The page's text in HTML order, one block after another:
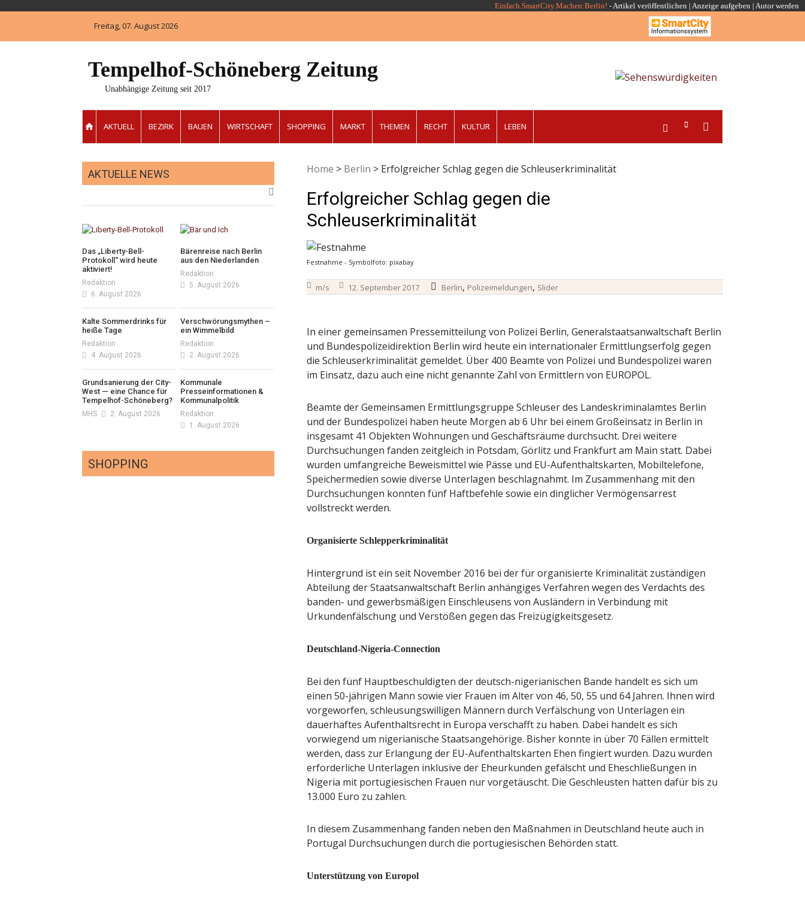
Einfach.SmartCity.Machen:Berlin! -Artikel veröffentlichen | Anzeige aufgeben | Autor werden
Freitag, 07. August 2026
Tempelhof-Schöneberg Zeitung
Unabhängige Zeitung seit 2017
AKTUELL BEZIRK BAUEN WIRTSCHAFT SHOPPING MARKT THEMEN RECHT KULTUR LEBEN
Home > Berlin > Erfolgreicher Schlag gegen die Schleuserkriminalität
Erfolgreicher Schlag gegen die
Schleuserkriminalität
Festnahme - Symbolfoto: pixabay
m/s 12. September 2017 Berlin, Polizeimeldungen, Slider
In einer gemeinsamen Pressemitteilung von Polizei Berlin, Generalstaatsanwaltschaft Berlin
und Bundespolizeidirektion Berlin wird heute ein internationaler Ermittlungserfolg gegen
die Schleuserkriminalität gemeldet. Über 400 Beamte von Polizei und Bundespolizei waren
im Einsatz, dazu auch eine nicht genannte Zahl von Ermittlern von EUROPOL.
Beamte der Gemeinsamen Ermittlungsgruppe Schleuser des Landeskriminalamtes Berlin
und der Bundespolizei haben heute Morgen ab 6 Uhr bei einem Großeinsatz in Berlin in
insgesamt 41 Objekten Wohnungen und Geschäftsräume durchsucht. Drei weitere
Durchsuchungen fanden zeitgleich in Potsdam, Görlitz und Frankfurt am Main statt. Dabei
wurden umfangreiche Beweismittel wie Pässe und EU-Aufenthaltskarten, Mobiltelefone,
Speichermedien sowie diverse Unterlagen beschlagnahmt. Im Zusammenhang mit den
Durchsuchungen konnten fünf Haftbefehle sowie ein dinglicher Vermögensarrest
vollstreckt werden.
Organisierte Schlepperkriminalität
Hintergrund ist ein seit November 2016 bei der für organisierte Kriminalität zuständigen
Abteilung der Staatsanwaltschaft Berlin anhängiges Verfahren wegen des Verdachts des
banden- und gewerbsmäßigen Einschleusens von Ausländern in Verbindung mit
Urkundenfälschung und Verstößen gegen das Freizügigkeitsgesetz.
Deutschland-Nigeria-Connection
Bei den fünf Hauptbeschuldigten der deutsch-nigerianischen Bande handelt es sich um
einen 50-jährigen Mann sowie vier Frauen im Alter von 46, 50, 55 und 64 Jahren. Ihnen wird
vorgeworfen, schleusungswilligen Männern durch Verfälschung von Unterlagen ein
dauerhaftes Aufenthaltsrecht in Europa verschafft zu haben. Dabei handelt es sich
vorwiegend um nigerianische Staatsangehörige. Bisher konnte in über 70 Fällen ermittelt
werden, dass zur Erlangung der EU-Aufenthaltskarten Ehen fingiert wurden. Dazu wurden
erforderliche Unterlagen inklusive der Eheurkunden gefälscht und Eheschließungen in
Nigeria mit portugiesischen Frauen nur vorgetäuscht. Die Geschleusten hatten dafür bis zu
13.000 Euro zu zahlen.
In diesem Zusammenhang fanden neben den Maßnahmen in Deutschland heute auch in
Portugal Durchsuchungen durch die portugiesischen Behörden statt.
Unterstützung von Europol
AKTUELLE NEWS
Das „Liberty-Bell-
Protokoll“ wird heute
aktiviert!
Redaktion
6. August 2026
Bärenreise nach Berlin
aus den Niederlanden
Redaktion
5. August 2026
Kalte Sommerdrinks für
heiße Tage
Redaktion
4. August 2026
Verschwörungsmythen –
ein Wimmelbild
Redaktion
2. August 2026
Grundsanierung der City-
West — eine Chance für
Tempelhof-Schöneberg?
MHS 2. August 2026
Kommunale
Presseinformationen &
Kommunalpolitik
Redaktion
1. August 2026
SHOPPING